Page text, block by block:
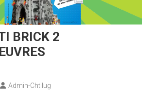
BRICK 2
Admin-Chtilug